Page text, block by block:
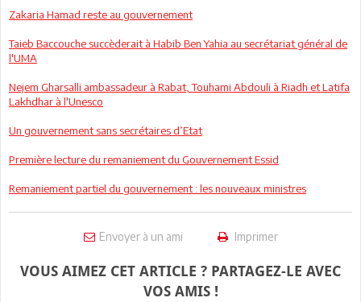
Zakaria Hamad reste au gouvernement
Taieb Baccouche succèderait à Habib Ben Yahia au secrétariat général de
l'UMA
Nejem Gharsalli ambassadeur à Rabat, Touhami Abdouli à Riadh et Latifa
Lakhdhar à l'Unesco
Un gouvernement sans secrétaires d’Etat
Première lecture du remaniement du Gouvernement Essid
Remaniement partiel du gouvernement : les nouveaux ministres
Envoyer à un ami Imprimer
VOUS AIMEZ CET ARTICLE ? PARTAGEZ-LE AVEC
VOS AMIS !